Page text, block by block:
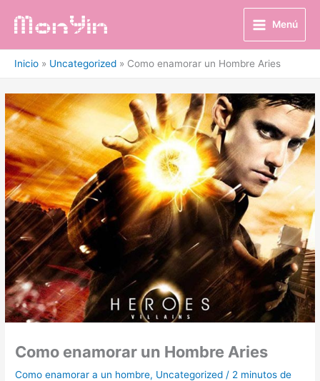
Menú
Inicio Uncategorized Como enamorar un Hombre Aries
Como enamorar un Hombre Aries
Como enamorar a un hombre, Uncategorized / 2 minutos de